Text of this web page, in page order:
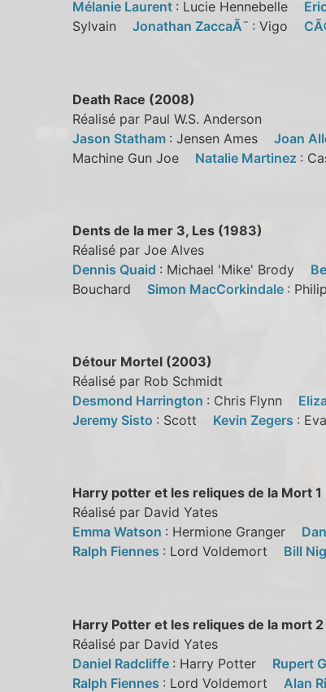
Mélanie Laurent : Lucie Hennebelle
Sylvain Jonathan ZaccaÃ¯ : Vigo
Death Race (2008)
Réalisé par Paul W.S. Anderson
Jason Statham : Jensen Ames Joan
Machine Gun Joe Natalie Martinez :
Dents de la mer 3, Les (1983)
Réalisé par Joe Alves
Dennis Quaid : Michael 'Mike' Brody
Bouchard Simon MacCorkindale :
Détour Mortel (2003)
Réalisé par Rob Schmidt
Desmond Harrington : Chris Flynn
Jeremy Sisto : Scott Kevin Zegers :
Harry potter et les reliques de la Mort 1
Réalisé par David Yates
Emma Watson : Hermione Granger
Ralph Fiennes : Lord Voldemort Bill
Harry Potter et les reliques de la mort 2
Réalisé par David Yates
Daniel Radcliffe : Harry Potter Rupert
Ralph Fiennes : Lord Voldemort Alan